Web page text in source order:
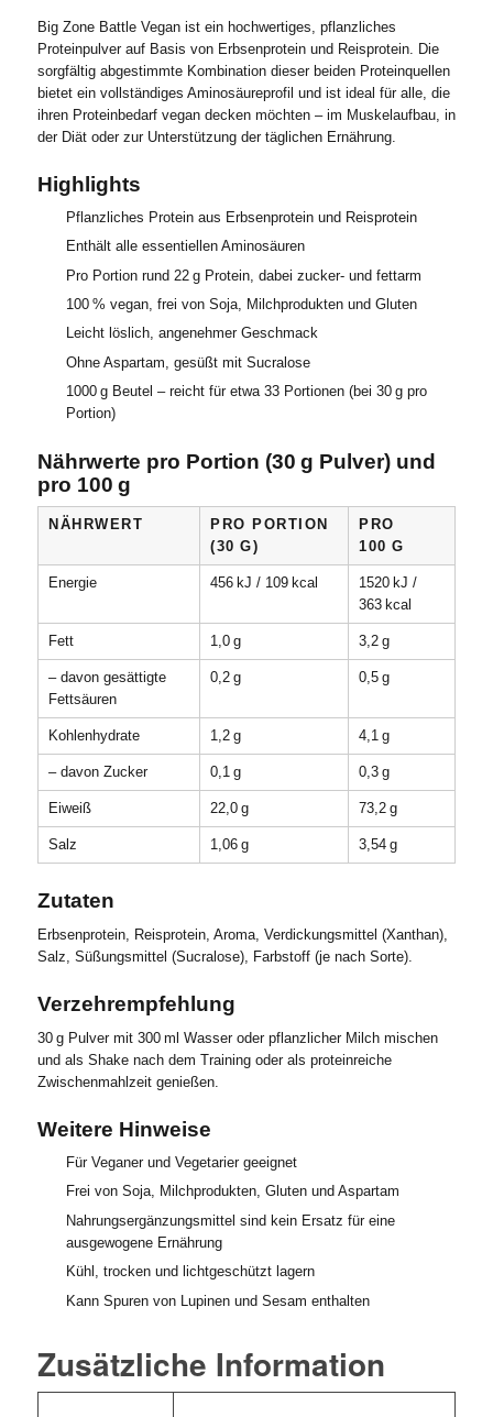
Big Zone Battle Vegan ist ein hochwertiges, pflanzliches
Proteinpulver auf Basis von Erbsenprotein und Reisprotein. Die
sorgfältig abgestimmte Kombination dieser beiden Proteinquellen
bietet ein vollständiges Aminosäureprofil und ist ideal für alle, die
ihren Proteinbedarf vegan decken möchten – im Muskelaufbau, in
der Diät oder zur Unterstützung der täglichen Ernährung.
Highlights
Pflanzliches Protein aus Erbsenprotein und Reisprotein
Enthält alle essentiellen Aminosäuren
Pro Portion rund 22 g Protein, dabei zucker- und fettarm
100 % vegan, frei von Soja, Milchprodukten und Gluten
Leicht löslich, angenehmer Geschmack
Ohne Aspartam, gesüßt mit Sucralose
1000 g Beutel – reicht für etwa 33 Portionen (bei 30 g pro
Portion)
Nährwerte pro Portion (30 g Pulver) und
pro 100 g
NÄHRWERT
PRO PORTION
(30 G)
PRO
100 G
Energie 456 kJ / 109 kcal
1520 kJ /
363 kcal
Fett 1,0 g 3,2 g
– davon gesättigte
Fettsäuren
0,2 g 0,5 g
Kohlenhydrate 1,2 g 4,1 g
– davon Zucker 0,1 g 0,3 g
Eiweiß 22,0 g 73,2 g
Salz 1,06 g 3,54 g
Zutaten
Erbsenprotein, Reisprotein, Aroma, Verdickungsmittel (Xanthan),
Salz, Süßungsmittel (Sucralose), Farbstoff (je nach Sorte).
Verzehrempfehlung
30 g Pulver mit 300 ml Wasser oder pflanzlicher Milch mischen
und als Shake nach dem Training oder als proteinreiche
Zwischenmahlzeit genießen.
Weitere Hinweise
Für Veganer und Vegetarier geeignet
Frei von Soja, Milchprodukten, Gluten und Aspartam
Nahrungsergänzungsmittel sind kein Ersatz für eine
ausgewogene Ernährung
Kühl, trocken und lichtgeschützt lagern
Kann Spuren von Lupinen und Sesam enthalten
Zusätzliche Information